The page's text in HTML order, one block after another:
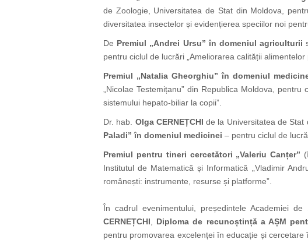
de Zoologie, Universitatea de Stat din Moldova,
diversitatea insectelor și evidențierea speciilor noi
De Premiul „Andrei Ursu” în domeniul agriculturii
pentru ciclul de lucrări „Ameliorarea calității
Premiul „Natalia Gheorghiu” în domeniul
„Nicolae Testemițanu” din Republica Moldova,
sistemului hepato-biliar la copii”.
Dr. hab. Olga CERNEȚCHI de la Universitatea de Stat
Paladi” în domeniul medicinei – pentru ciclul de
Premiul pentru tineri cercetători „Valeriu Canțer”
Institutul de Matematică și Informatică „Vladimir
românești: instrumente, resurse și platforme”.
În cadrul evenimentului, președintele Academiei
CERNEȚCHI
Diploma de recunoștință a AȘM
pentru promovarea excelenței în educație și